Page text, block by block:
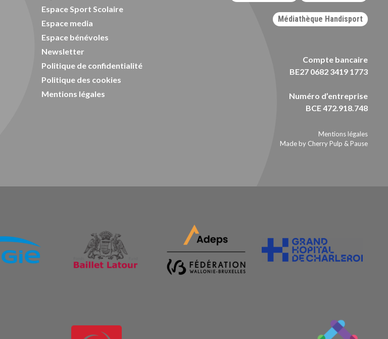
Espace Sport Scolaire
Espace media
Espace bénévoles
Newsletter
Politique de confidentialité
Politique des cookies
Mentions légales
Médiathèque Handisport
Compte bancaire
BE27 0682 3419 1773
Numéro d’entreprise
BCE 472.918.748
Mentions légales
Made by Cherry Pulp & Pause